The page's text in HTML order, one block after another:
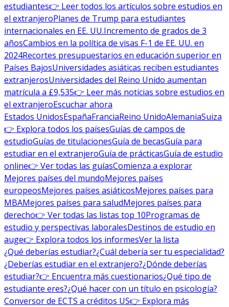
estudiantes👉 Leer todos los artículos sobre estudios en
el extranjeroPlanes de Trump para estudiantes
internacionales en EE. UU.Incremento de grados de 3
añosCambios en la política de visas F-1 de EE. UU. en
2024Recortes presupuestarios en educación superior en
Países BajosUniversidades asiáticas reciben estudiantes
extranjerosUniversidades del Reino Unido aumentan
matrícula a £9,535👉 Leer más noticias sobre estudios en
el extranjeroEscuchar ahora
Estados UnidosEspañaFranciaReino UnidoAlemaniaSuiza
👉 Explora todos los paísesGuías de campos de
estudioGuías de titulacionesGuía de becasGuía para
estudiar en el extranjeroGuía de prácticasGuía de estudio
online👉 Ver todas las guíasComienza a explorar
Mejores países del mundoMejores países
europeosMejores países asiáticosMejores países para
MBAMejores países para saludMejores países para
derecho👉 Ver todas las listas top 10Programas de
estudio y perspectivas laboralesDestinos de estudio en
auge👉 Explora todos los informesVer la lista
¿Qué deberías estudiar?¿Cuál debería ser tu especialidad?
¿Deberías estudiar en el extranjero?¿Dónde deberías
estudiar?👉 Encuentra más cuestionarios¿Qué tipo de
estudiante eres?¿Qué hacer con un título en psicología?
Conversor de ECTS a créditos US👉 Explora más